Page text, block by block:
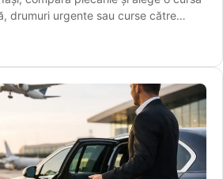
drumuri urgente sau curse către